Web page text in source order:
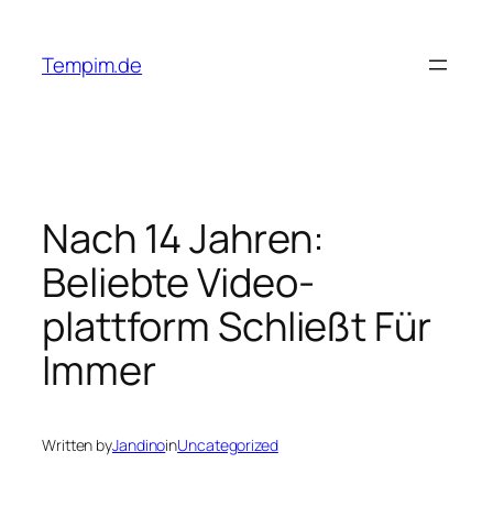
content
Tempim.de
Nach 14 Jahren:
Beliebte Video-
plattform Schließt Für
Immer
Written byJandinoinUncategorized